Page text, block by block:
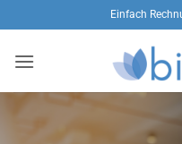
Inhalt
springen
Einfach